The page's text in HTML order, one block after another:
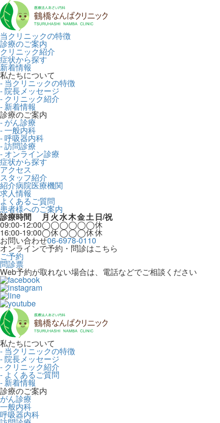
当クリニックの特徴
診療のご案内
クリニック紹介
症状から探す
新着情報
私たちについて
- 当クリニックの特徴
- 院長メッセージ
- クリニック紹介
- 新着情報
診療のご案内
- がん診療
- 一般内科
- 呼吸器内科
- 訪問診療
- オンライン診療
症状から探す
アクセス
スタッフ紹介
紹介病院医療機関
求人情報
よくあるご質問
患者様へのご案内
診療時間 月火水木金土 日/祝
09:00-12:00◯◯◯◯◯◯休
16:00-19:00◯休◯◯◯休休
お問い合わせ06-6978-0110
オンラインで予約・問診はこちら
ご予約
問診票
Web予約が取れない場合は、電話などでご相談ください
私たちについて
- 当クリニックの特徴
- 院長メッセージ
- クリニック紹介
- よくあるご質問
- 新着情報
診療のご案内
がん診療
一般内科
呼吸器内科